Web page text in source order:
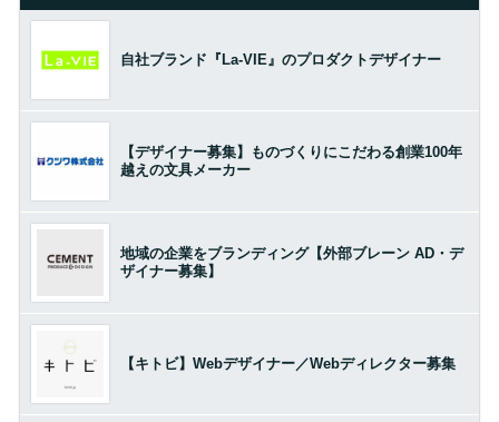
自社ブランド『La-VIE』のプロダクトデザイナー
【デザイナー募集】ものづくりにこだわる創業100年
越えの文具メーカー
地域の企業をブランディング【外部ブレーン AD・デ
ザイナー募集】
【キトビ】Webデザイナー／Webディレクター募集